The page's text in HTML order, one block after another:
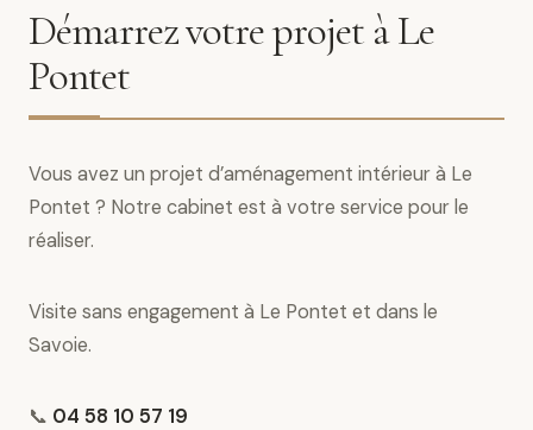
Démarrez votre projet à Le
Pontet
Vous avez un projet d’aménagement intérieur à Le
Pontet ? Notre cabinet est à votre service pour le
réaliser.
Visite sans engagement à Le Pontet et dans le
Savoie.
📞 04 58 10 57 19